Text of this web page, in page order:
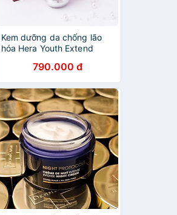
Kem dưỡng da chống lão
hóa Hera Youth Extend
790.000 đ